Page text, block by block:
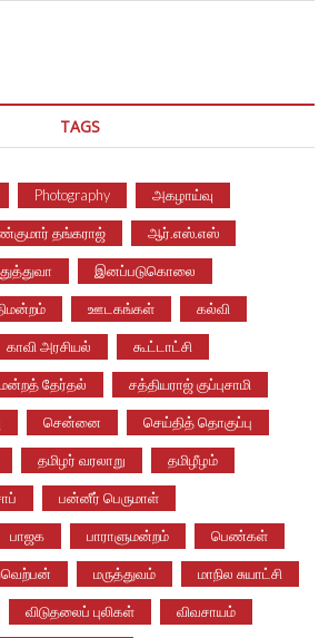
TAGS
Photography அகழாய்வு
தங்கராஜ் ஆர்.எஸ்.எஸ்
இனப்படுகொலை
ஊடகங்கள் கல்வி
காவி அரசியல் கூட்டாட்சி
தேர்தல் சத்தியராஜ் குப்புசாமி
சென்னை செய்தித் தொகுப்பு
தமிழர் வரலாறு தமிழீழம்
பன்னீர் பெருமாள்
பாஜக பாராளுமன்றம் பெண்கள்
மருத்துவம் மாநில சுயாட்சி
விடுதலைப் புலிகள் விவசாயம்